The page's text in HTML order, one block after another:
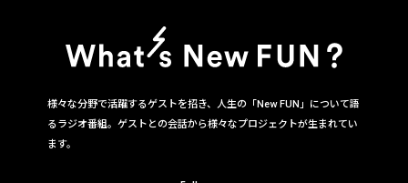
様々な分野で活躍するゲストを招き、人生の「New FUN」について語
るラジオ番組。ゲストとの会話から様々なプロジェクトが生まれてい
ます。